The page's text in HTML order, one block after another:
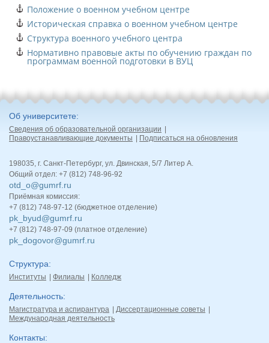
Положение о военном учебном центре
Историческая справка о военном учебном центре
Структура военного учебного центра
Нормативно правовые акты по обучению граждан по
программам военной подготовки в ВУЦ
Об университете
Сведения об образовательной организации
Правоустанавливающие документы
Подписаться на обновления
198035, г. Санкт-Петербург, ул. Двинская, 5/7 Литер А.
Общий отдел: +7 (812) 748-96-92
otd_o@gumrf.ru
Приёмная комиссия:
+7 (812) 748-97-12 (бюджетное отделение)
pk_byud@gumrf.ru
+7 (812) 748-97-09 (платное отделение)
pk_dogovor@gumrf.ru
Структура
Институты Филиалы Колледж
Деятельность
Магистратура и аспирантура
Диссертационные советы
Международная деятельность
Контакты